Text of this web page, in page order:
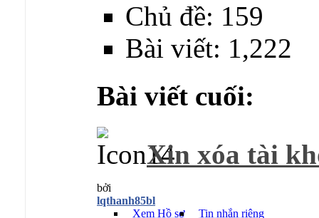
Chủ đề: 159
Bài viết: 1,222
Bài viết cuối:
Xin xóa tài
bởi
lqthanh85bl
Xem Hồ sơ
Tin nhắn riêng